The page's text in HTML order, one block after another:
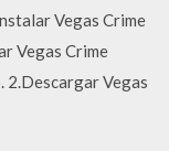
Vegas Crime
Vegas Crime
2.Descargar Vegas